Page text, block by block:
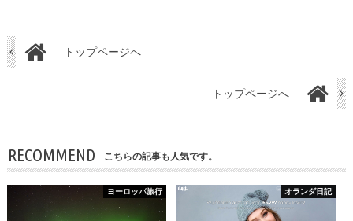
トップページへ
トップページへ
RECOMMEND こちらの記事も人気です。
ヨーロッパ旅行 オランダ日記